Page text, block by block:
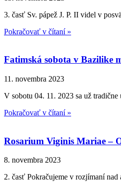
3. časť Sv. pápež J. P. II videl v
Pokračovať v čítaní »
Fatimská sobota v Bazilike
11. novembra 2023
V sobotu 04. 11. 2023 sa už
Pokračovať v čítaní »
Rosarium Viginis Mariae –
8. novembra 2023
2. časť Pokračujeme v rozjímaní nad